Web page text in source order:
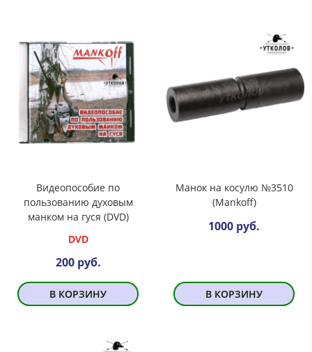
Видеопособие по
пользованию духовым
манком на гуся (DVD)
DVD
200 руб.
В КОРЗИНУ
Манок на косулю №3510
(Mankoff)
1000 руб.
В КОРЗИНУ